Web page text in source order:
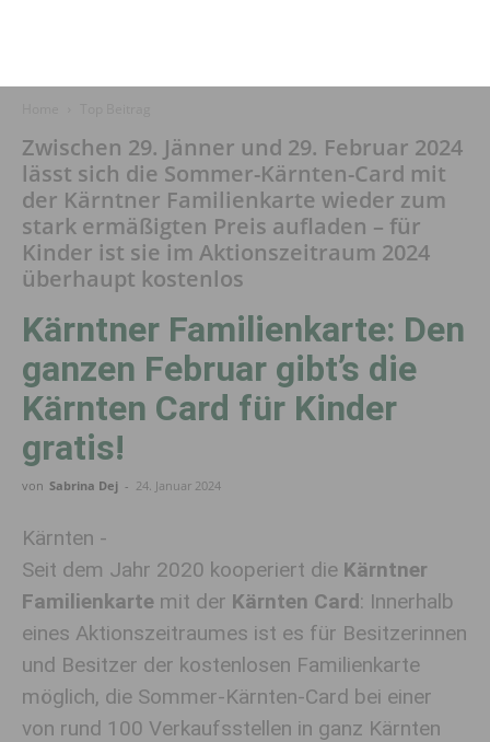
Zwischen 29. Jänner und 29. Februar 2024
lässt sich die Sommer-Kärnten-Card mit
der Kärntner Familienkarte wieder zum
stark ermäßigten Preis aufladen – für
Kinder ist sie im Aktionszeitraum 2024
überhaupt kostenlos
Kärntner Familienkarte: Den
ganzen Februar gibt’s die
Kärnten Card für Kinder
gratis!
von Sabrina Dej - 24. Januar 2024
Kärnten -
Seit dem Jahr 2020 kooperiert die Kärntner
Familienkarte mit der Kärnten Card: Innerhalb
eines Aktionszeitraumes ist es für Besitzerinnen
und Besitzer der kostenlosen Familienkarte
möglich, die Sommer-Kärnten-Card bei einer
von rund 100 Verkaufsstellen in ganz Kärnten